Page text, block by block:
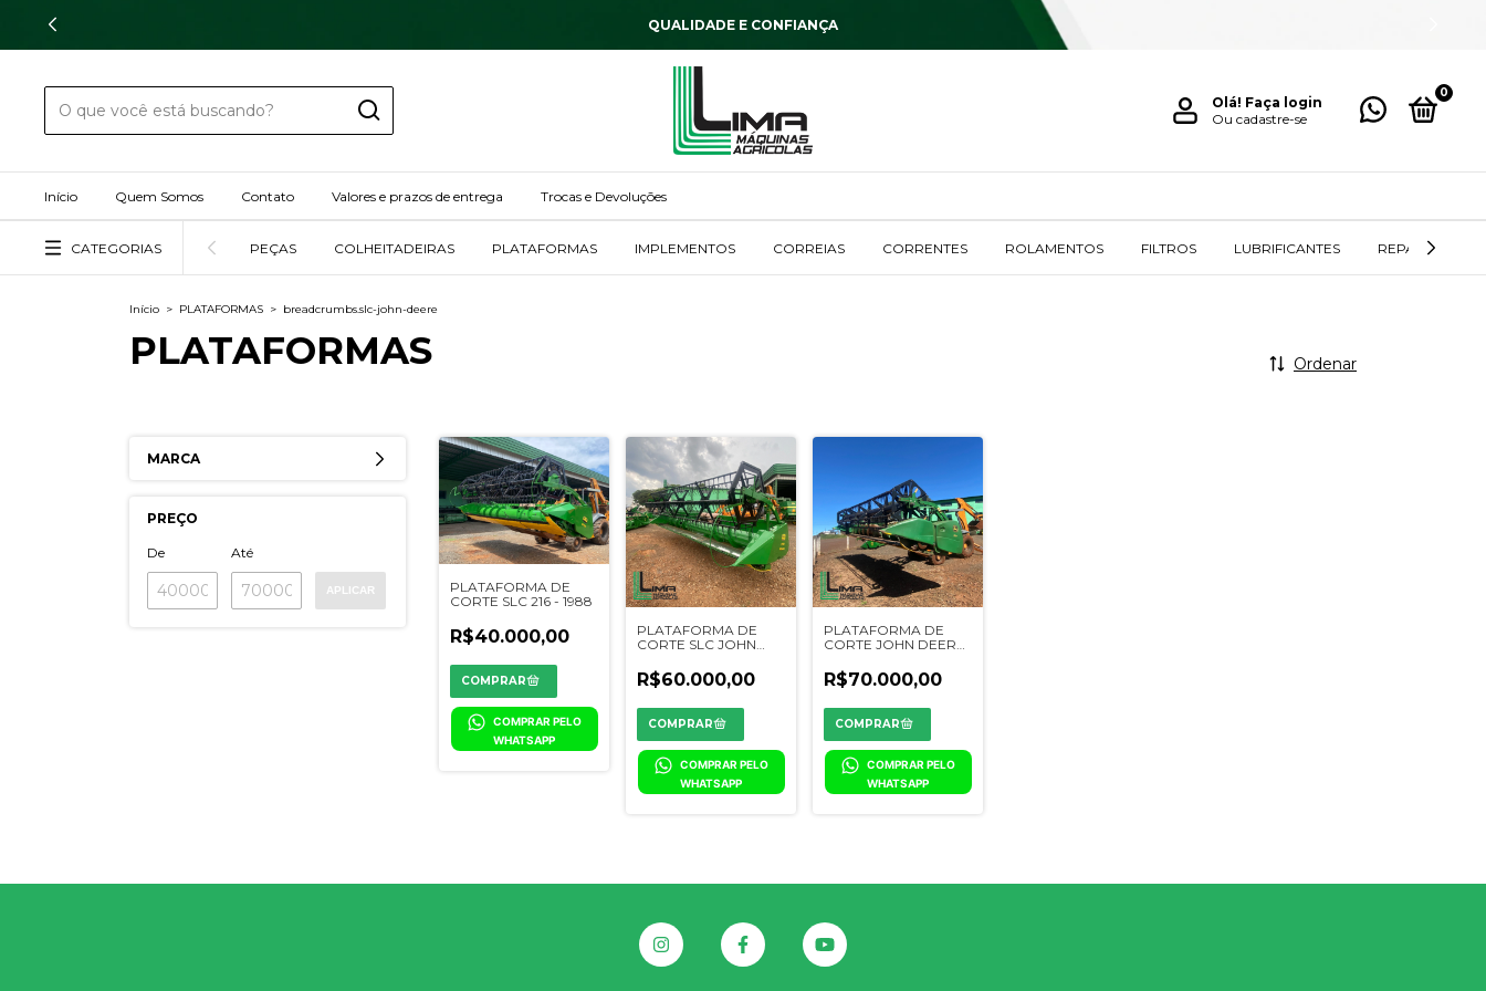
QUALIDADE E CONFIANÇA
Olá! Faça login
Ou cadastre-se
0
Início Quem Somos Contato Valores e prazos de entrega Trocas e Devoluções
CATEGORIAS PEÇAS COLHEITADEIRAS PLATAFORMAS IMPLEMENTOS CORREIAS CORRENTES ROLAMENTOS FILTROS LUBRIFICANTES REPAROS /
Início > PLATAFORMAS > breadcrumbs.slc-john-deere
PLATAFORMAS Ordenar
MARCA
PREÇO
De Até
APLICAR
PLATAFORMA DE
CORTE SLC 216 - 1988
R$40.000,00
COMPRAR PELO
WHATSAPP
PLATAFORMA DE
CORTE SLC JOHN
R$60.000,00
COMPRAR PELO
WHATSAPP
PLATAFORMA DE
CORTE JOHN DEERE
R$70.000,00
COMPRAR PELO
WHATSAPP